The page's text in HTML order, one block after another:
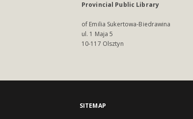
Provincial Public Library
of Emilia Sukertowa-Biedrawina
ul. 1 Maja 5
10-117 Olsztyn
SITEMAP